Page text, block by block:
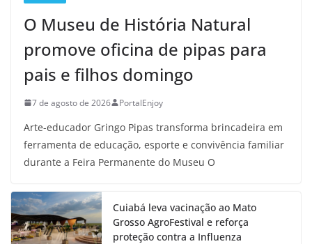
O Museu de História Natural
promove oficina de pipas para
pais e filhos domingo
7 de agosto de 2026 PortalEnjoy
Arte-educador Gringo Pipas transforma brincadeira em
ferramenta de educação, esporte e convivência familiar
durante a Feira Permanente do Museu O
Cuiabá leva vacinação ao Mato
Grosso AgroFestival e reforça
proteção contra a Influenza